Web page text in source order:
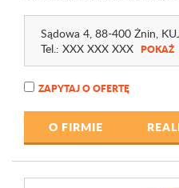
Sądowa 4, 88-400 Żnin,
Tel.: XXX XXX XXX POKAŻ
ZAPYTAJ O OFERTĘ
O FIRMIE